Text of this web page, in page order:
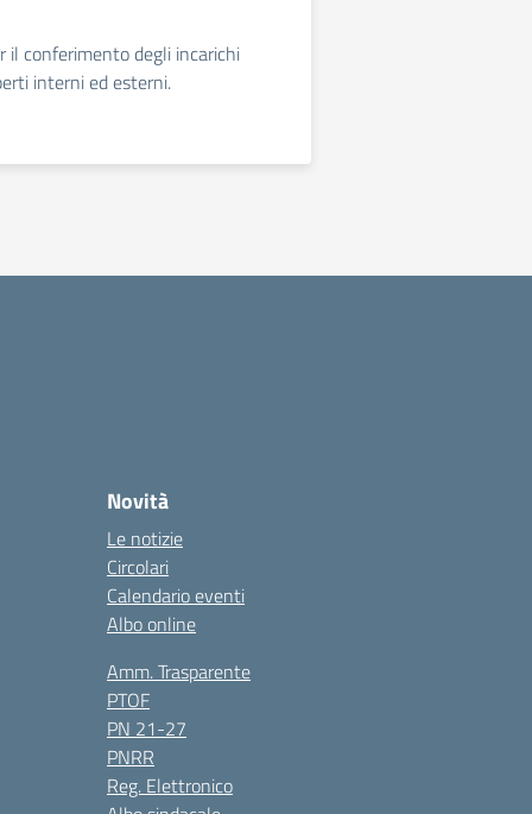
il conferimento degli incarichi
interni ed esterni.
Novità
Le notizie
Circolari
Calendario eventi
Albo online
Amm. Trasparente
PTOF
PN 21-27
PNRR
Reg. Elettronico